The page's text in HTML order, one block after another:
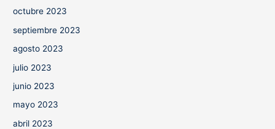
octubre 2023
septiembre 2023
agosto 2023
julio 2023
junio 2023
mayo 2023
abril 2023